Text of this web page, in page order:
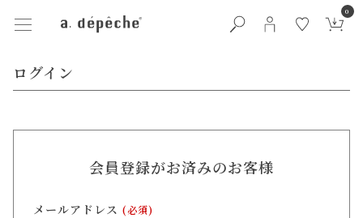
0
ログイン
会員登録がお済みのお客様
メールアドレス (必須)